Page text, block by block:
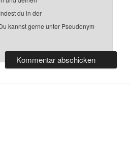
du in der
kannst gerne unter Pseudonym